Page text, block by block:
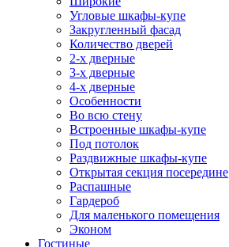
Угловые шкафы-купе
Закругленный фасад
Количество дверей
2-х дверные
3-х дверные
4-х дверные
Особенности
Во всю стену
Встроенные шкафы-купе
Под потолок
Раздвижные шкафы-купе
Открытая секция посередине
Распашные
Гардероб
Для маленького помещения
Эконом
Гостиные